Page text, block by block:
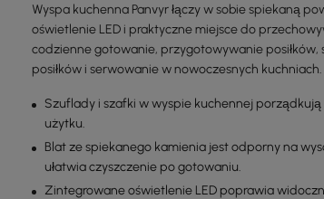
Wyspa kuchenna Panvyr łączy w sobie spiekaną
oświetlenie LED i praktyczne miejsce do
codzienne gotowanie, przygotowywanie
posiłków i serwowanie w nowoczesnych kuchniach.
Szuflady i szafki w wyspie kuchennej
użytku.
Blat ze spiekanego kamienia jest odporny na
ułatwia czyszczenie po gotowaniu.
Zintegrowane oświetlenie LED poprawia